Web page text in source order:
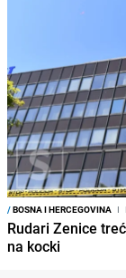
/BOSNA I HERCEGOVINA I
Rudari Zenice
na kocki